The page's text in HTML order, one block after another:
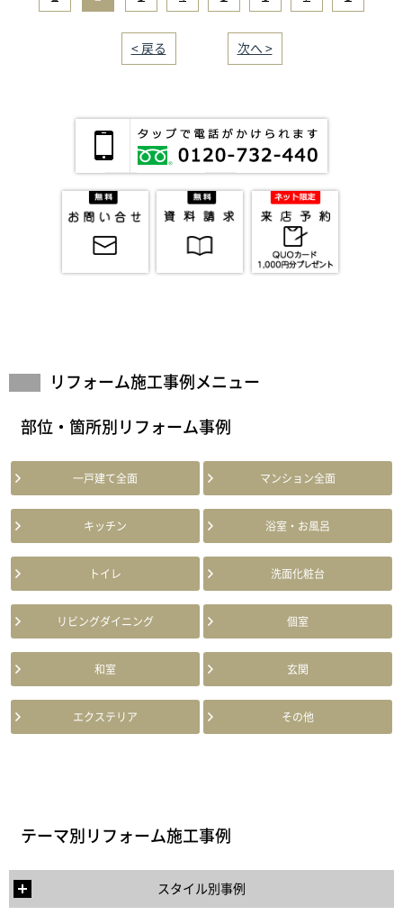
< 戻る 次へ >
リフォーム施工事例メニュー
部位・箇所別リフォーム事例
一戸建て全面 マンション全面
キッチン 浴室・お風呂
トイレ 洗面化粧台
リビングダイニング 個室
和室 玄関
エクステリア その他
テーマ別リフォーム施工事例
スタイル別事例